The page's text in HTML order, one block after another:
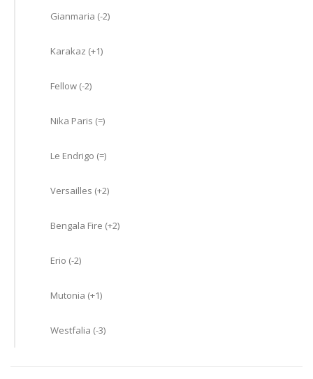
Gianmaria (-2)
Karakaz (+1)
Fellow (-2)
Nika Paris (=)
Le Endrigo (=)
Versailles (+2)
Bengala Fire (+2)
Erio (-2)
Mutonia (+1)
Westfalia (-3)